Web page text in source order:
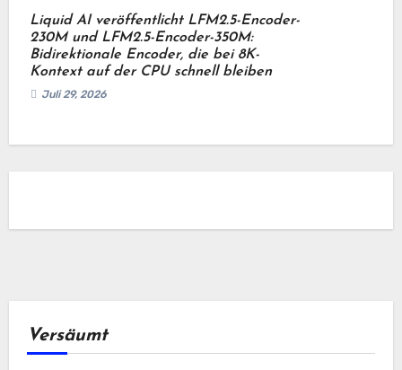
Liquid AI veröffentlicht LFM2.5-Encoder-
230M und LFM2.5-Encoder-350M:
Bidirektionale Encoder, die bei 8K-
Kontext auf der CPU schnell bleiben
Juli 29, 2026
Versäumt